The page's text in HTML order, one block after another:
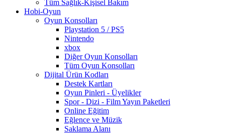
Tüm Sağlık-Kişisel Bakım
Hobi-Oyun
Oyun Konsolları
Playstation 5 / PS5
Nintendo
xbox
Diğer Oyun Konsolları
Tüm Oyun Konsolları
Dijital Ürün Kodları
Destek Kartları
Oyun Pinleri - Üyelikler
Spor - Dizi - Film Yayın Paketleri
Online Eğitim
Eğlence ve Müzik
Saklama Alanı